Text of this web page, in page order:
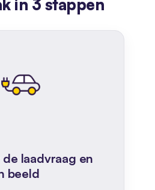
in 3 stappen
laadvraag en
beeld